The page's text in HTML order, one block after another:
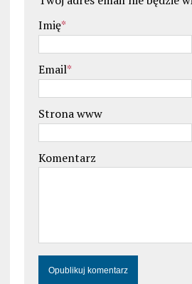
Imię*
Email*
Strona www
Komentarz